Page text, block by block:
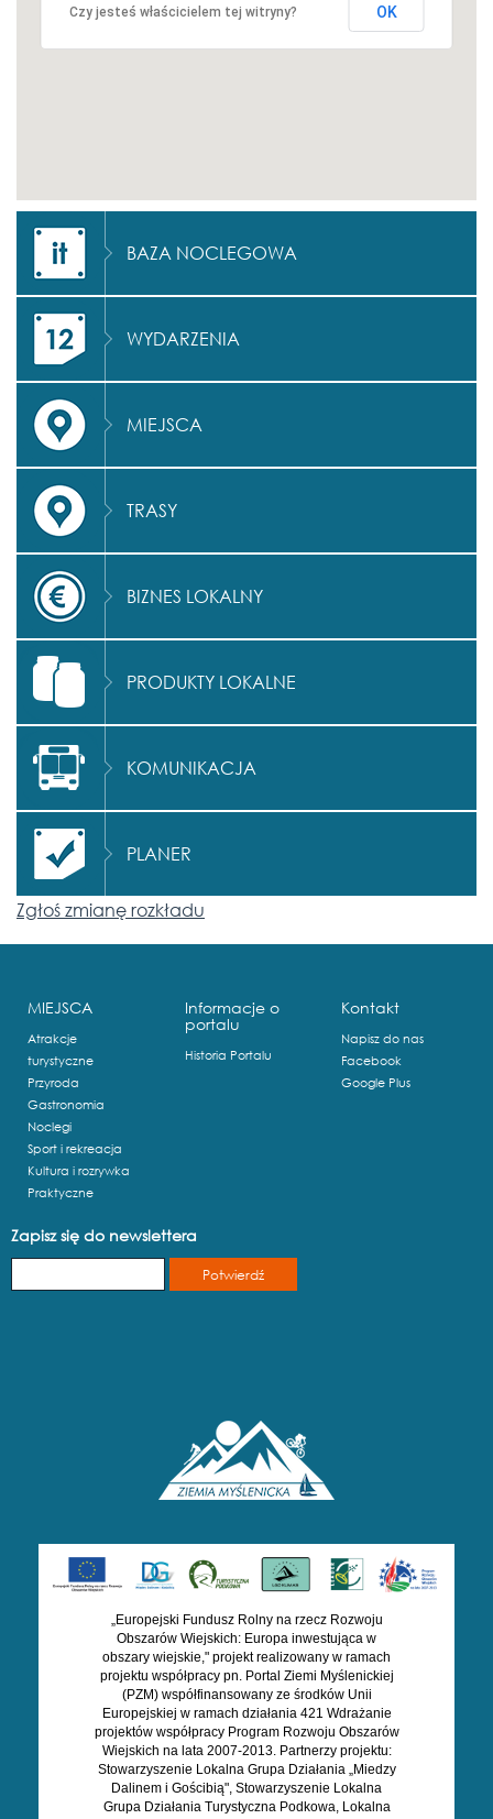
Czy jesteś właścicielem tej witryny? OK
BAZA NOCLEGOWA
WYDARZENIA
MIEJSCA
TRASY
BIZNES LOKALNY
PRODUKTY LOKALNE
KOMUNIKACJA
PLANER
Zgłoś zmianę rozkładu
MIEJSCA
Atrakcje
turystyczne
Przyroda
Gastronomia
Noclegi
Sport i rekreacja
Kultura i rozrywka
Praktyczne
Informacje o
portalu
Historia Portalu
Kontakt
Napisz do nas
Facebook
Google Plus
Zapisz się do newslettera
„Europejski Fundusz Rolny na rzecz Rozwoju
Obszarów Wiejskich: Europa inwestująca w
obszary wiejskie," projekt realizowany w ramach
projektu współpracy pn. Portal Ziemi Myślenickiej
(PZM) współfinansowany ze środków Unii
Europejskiej w ramach działania 421 Wdrażanie
projektów współpracy Program Rozwoju Obszarów
Wiejskich na lata 2007-2013. Partnerzy projektu:
Stowarzyszenie Lokalna Grupa Działania „Miedzy
Dalinem i Gościbią", Stowarzyszenie Lokalna
Grupa Działania Turystyczna Podkowa, Lokalna